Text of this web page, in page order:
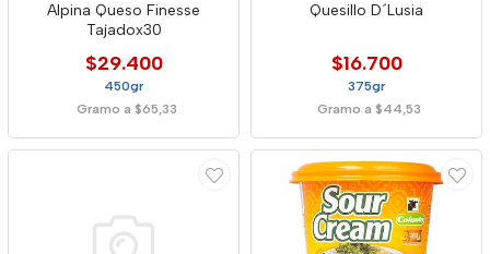
Alpina Queso Finesse
Tajadox30
$29.400
450gr
Gramo a $65,33
Quesillo D´Lusia
$16.700
375gr
Gramo a $44,53